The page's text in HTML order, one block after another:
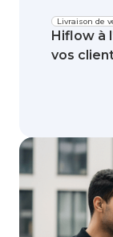
Livraison de
Hiflow à
vos